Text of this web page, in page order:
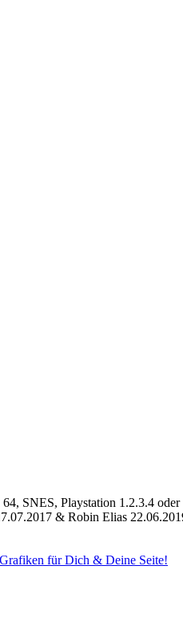
SNES, Playstation 1.2.3.4 oder
& Robin Elias
für Dich & Deine Seite!